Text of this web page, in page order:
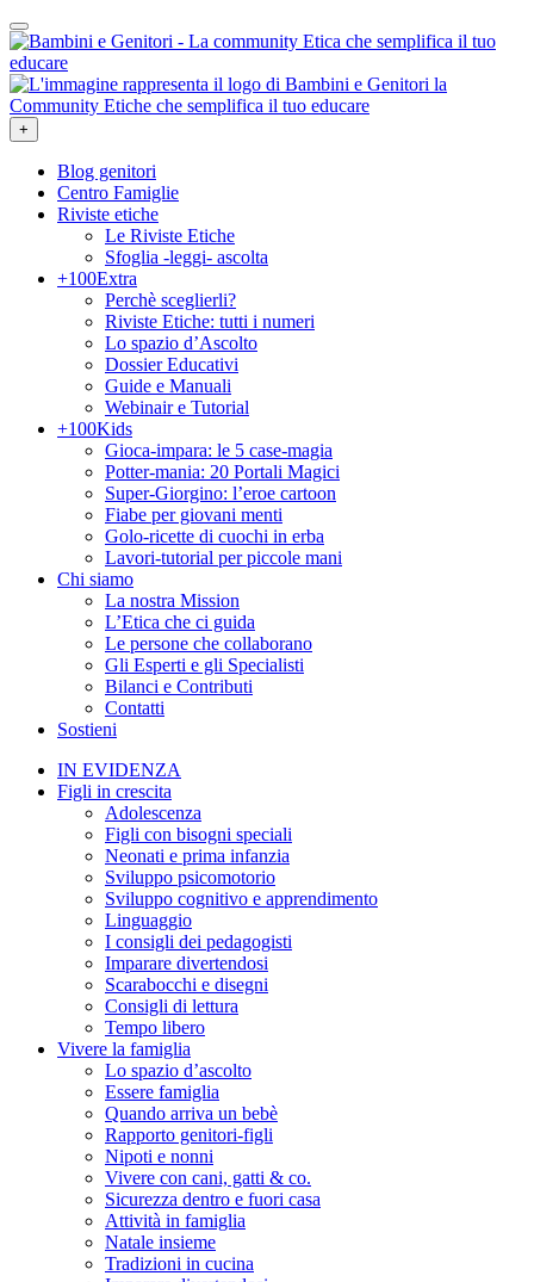
+
Blog genitori
Centro Famiglie
Riviste etiche
Le Riviste Etiche
Sfoglia -leggi- ascolta
+100Extra
Perchè sceglierli?
Riviste Etiche: tutti i numeri
Lo spazio d’Ascolto
Dossier Educativi
Guide e Manuali
Webinair e Tutorial
+100Kids
Gioca-impara: le 5 case-magia
Potter-mania: 20 Portali Magici
Super-Giorgino: l’eroe cartoon
Fiabe per giovani menti
Golo-ricette di cuochi in erba
Lavori-tutorial per piccole mani
Chi siamo
La nostra Mission
L’Etica che ci guida
Le persone che collaborano
Gli Esperti e gli Specialisti
Bilanci e Contributi
Contatti
Sostieni
IN EVIDENZA
Figli in crescita
Adolescenza
Figli con bisogni speciali
Neonati e prima infanzia
Sviluppo psicomotorio
Sviluppo cognitivo e apprendimento
Linguaggio
I consigli dei pedagogisti
Imparare divertendosi
Scarabocchi e disegni
Consigli di lettura
Tempo libero
Vivere la famiglia
Lo spazio d’ascolto
Essere famiglia
Quando arriva un bebè
Rapporto genitori-figli
Nipoti e nonni
Vivere con cani, gatti & co.
Sicurezza dentro e fuori casa
Attività in famiglia
Natale insieme
Tradizioni in cucina